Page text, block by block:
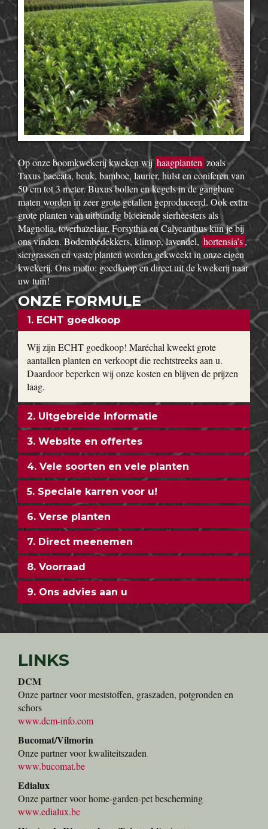
Op onze boomkwekerij kweken wijhaagplanten zoals
Taxus baccata, beuk, bamboe, laurier, hulst en coniferen van
50 cm tot 3 meter. Buxus bollen en kegels in de gangbare
maten worden in zeer grote getallen geproduceerd. Ook extra
grote planten van uitbundig bloeiende sierheesters als
Magnolia, toverhazelaar, Forsythia en Calycanthus kun je bij
ons vinden. Bodembedekkers, klimop, lavendel, hortensia’s,
siergrassen en vaste planten worden gekweekt in onze eigen
kwekerij. Ons motto: goedkoop en direct uit de kwekerij naar
uw tuin!
ONZE FORMULE
1. ECHT goedkoop
Wij zijn ECHT goedkoop! Maréchal kweekt grote
aantallen planten en verkoopt die rechtstreeks aan u.
Daardoor beperken wij onze kosten en blijven de prijzen
laag.
2. Uitgebreide informatie
3. Website en offertes
4. Vele soorten en vele planten
5. Speciale karren voor u!
6. Verse planten
7. Direct meenemen
8. Voorraad
9. Ons advies aan u
LINKS
DCM
Onze partner voor meststoffen, graszaden, potgronden en
schors
www.dcm-info.com
Bucomat/Vilmorin
Onze partner voor kwaliteitszaden
www.bucomat.be
Edialux
Onze partner voor home-garden-pet bescherming
www.edialux.be